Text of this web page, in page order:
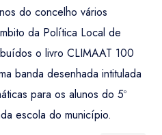
do concelho vários
da Política Local de
o livro CLIMAAT 100
banda desenhada intitulada
para os alunos do 5º
escola do município.